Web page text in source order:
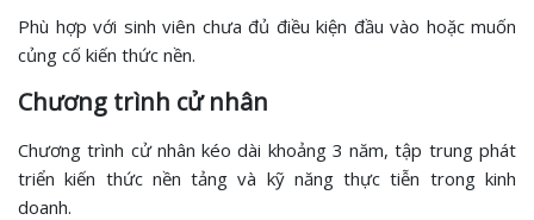
Phù hợp với sinh viên chưa đủ điều kiện đầu vào hoặc muốn
củng cố kiến thức nền.
Chương trình cử nhân
Chương trình cử nhân kéo dài khoảng 3 năm, tập trung phát
triển kiến thức nền tảng và kỹ năng thực tiễn trong kinh
doanh.